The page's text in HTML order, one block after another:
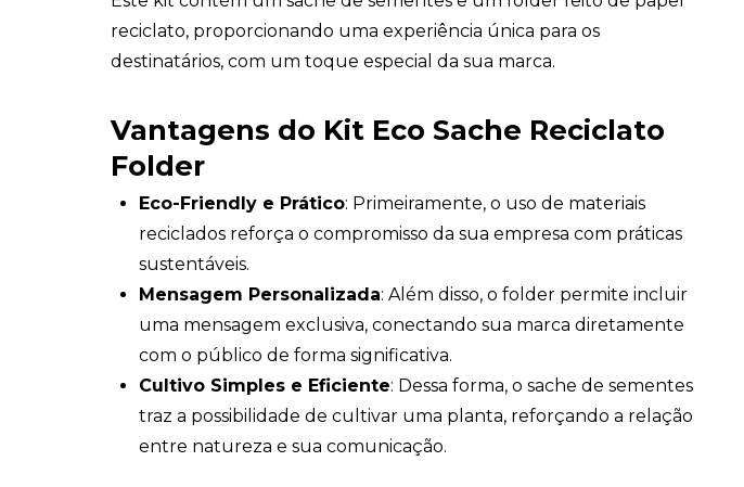
reciclato, proporcionando uma experiência única para os
destinatários, com um toque especial da sua marca.
Vantagens do Kit Eco Sache Reciclato
Folder
Eco-Friendly e Prático: Primeiramente, o uso de materiais
reciclados reforça o compromisso da sua empresa com práticas
sustentáveis.
Mensagem Personalizada: Além disso, o folder permite incluir
uma mensagem exclusiva, conectando sua marca diretamente
com o público de forma significativa.
Cultivo Simples e Eficiente: Dessa forma, o sache de sementes
traz a possibilidade de cultivar uma planta, reforçando a relação
entre natureza e sua comunicação.